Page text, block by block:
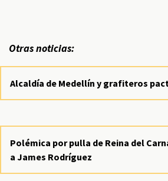
Otras noticias:
Alcaldía de Medellín y grafiteros
Polémica por pulla de Reina del
a James Rodríguez